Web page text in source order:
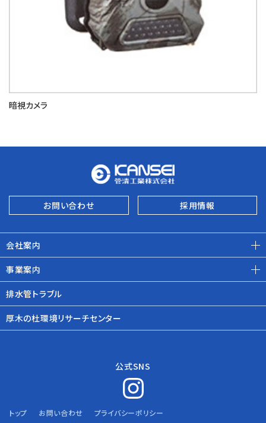
暗視カメラ
お問い合わせ 採用情報
会社案内
事業案内
排水管トラブル
厚木の杜環境リサーチセンター
公式SNS
トップ お問い合わせ プライバシーポリシー